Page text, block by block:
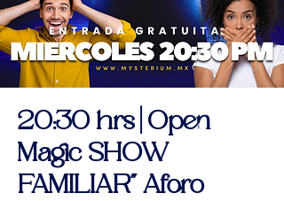
20:30 hrs | Open
Magic SHOW
FAMILIAR" Aforo